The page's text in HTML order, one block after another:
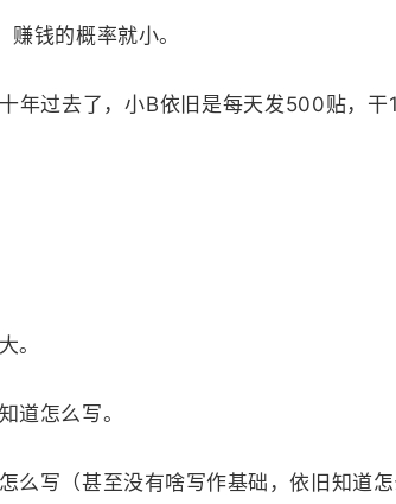
钱的概率就小。
过去了，小B依旧是每天发500贴，干
。
怎么写。
写（甚至没有啥写作基础，依旧知道怎